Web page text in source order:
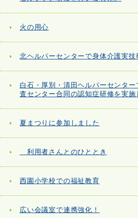
火の用心
北ヘルパーセンターで身体介護実技
白石・厚別・清田ヘルパーセンタ
査センター合同の認知症研修を実施
夏まつりに参加しました
利用者さんとのひととき
西園小学校での福祉教育
広い会議室で連携強化！